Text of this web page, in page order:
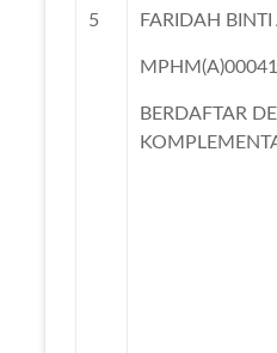
5 FARIDAH
MPHM(A)00041
BERDAFTAR